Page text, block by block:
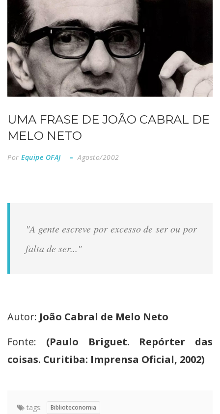
UMA FRASE DE JOÃO CABRAL DE
MELO NETO
Por Equipe OFAJ Agosto/2002
"A gente escreve por excesso de ser ou por
falta de ser..."
Autor: João Cabral de Melo Neto
Fonte: (Paulo Briguet. Repórter das
coisas. Curitiba: Imprensa Oficial, 2002)
tags: Biblioteconomia